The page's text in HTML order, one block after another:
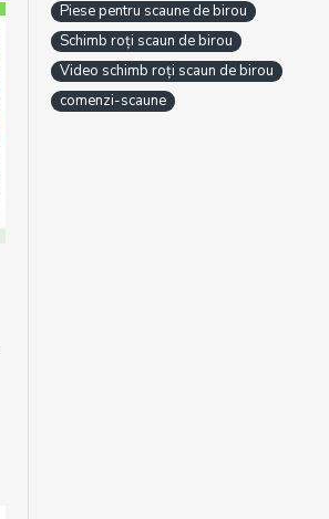
Piese pentru scaune de birou
Schimb roți scaun de birou
Video schimb roți scaun de birou
comenzi-scaune